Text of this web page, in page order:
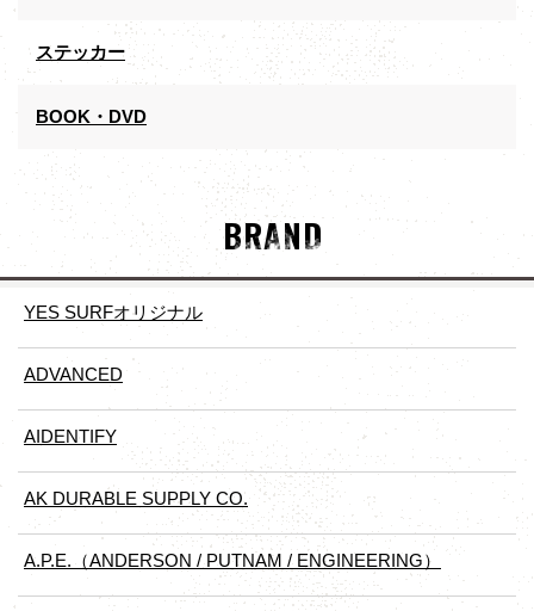
ステッカー
BOOK・DVD
BRAND
YES SURFオリジナル
ADVANCED
AIDENTIFY
AK DURABLE SUPPLY CO.
A.P.E.（ANDERSON / PUTNAM / ENGINEERING）